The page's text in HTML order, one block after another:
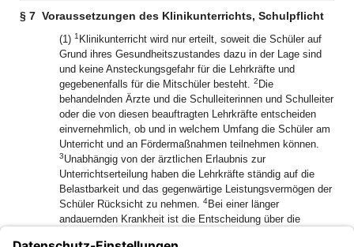
§ 7 Voraussetzungen des Klinikunterrichts, Schulpflicht
(1) 1 Klinikunterricht wird nur erteilt, soweit die Schüler auf
Grund ihres Gesundheitszustandes dazu in der Lage sind
und keine Ansteckungsgefahr für die Lehrkräfte und
gegebenenfalls für die Mitschüler besteht. 2 Die
behandelnden Ärzte und die Schulleiterinnen und Schulleiter
oder die von diesen beauftragten Lehrkräfte entscheiden
einvernehmlich, ob und in welchem Umfang die Schüler am
Unterricht und an Fördermaßnahmen teilnehmen können.
3Unabhängig von der ärztlichen Erlaubnis zur
Unterrichtserteilung haben die Lehrkräfte ständig auf die
Belastbarkeit und das gegenwärtige Leistungsvermögen der
Schüler Rücksicht zu nehmen. 4Bei einer länger
andauernden Krankheit ist die Entscheidung über die